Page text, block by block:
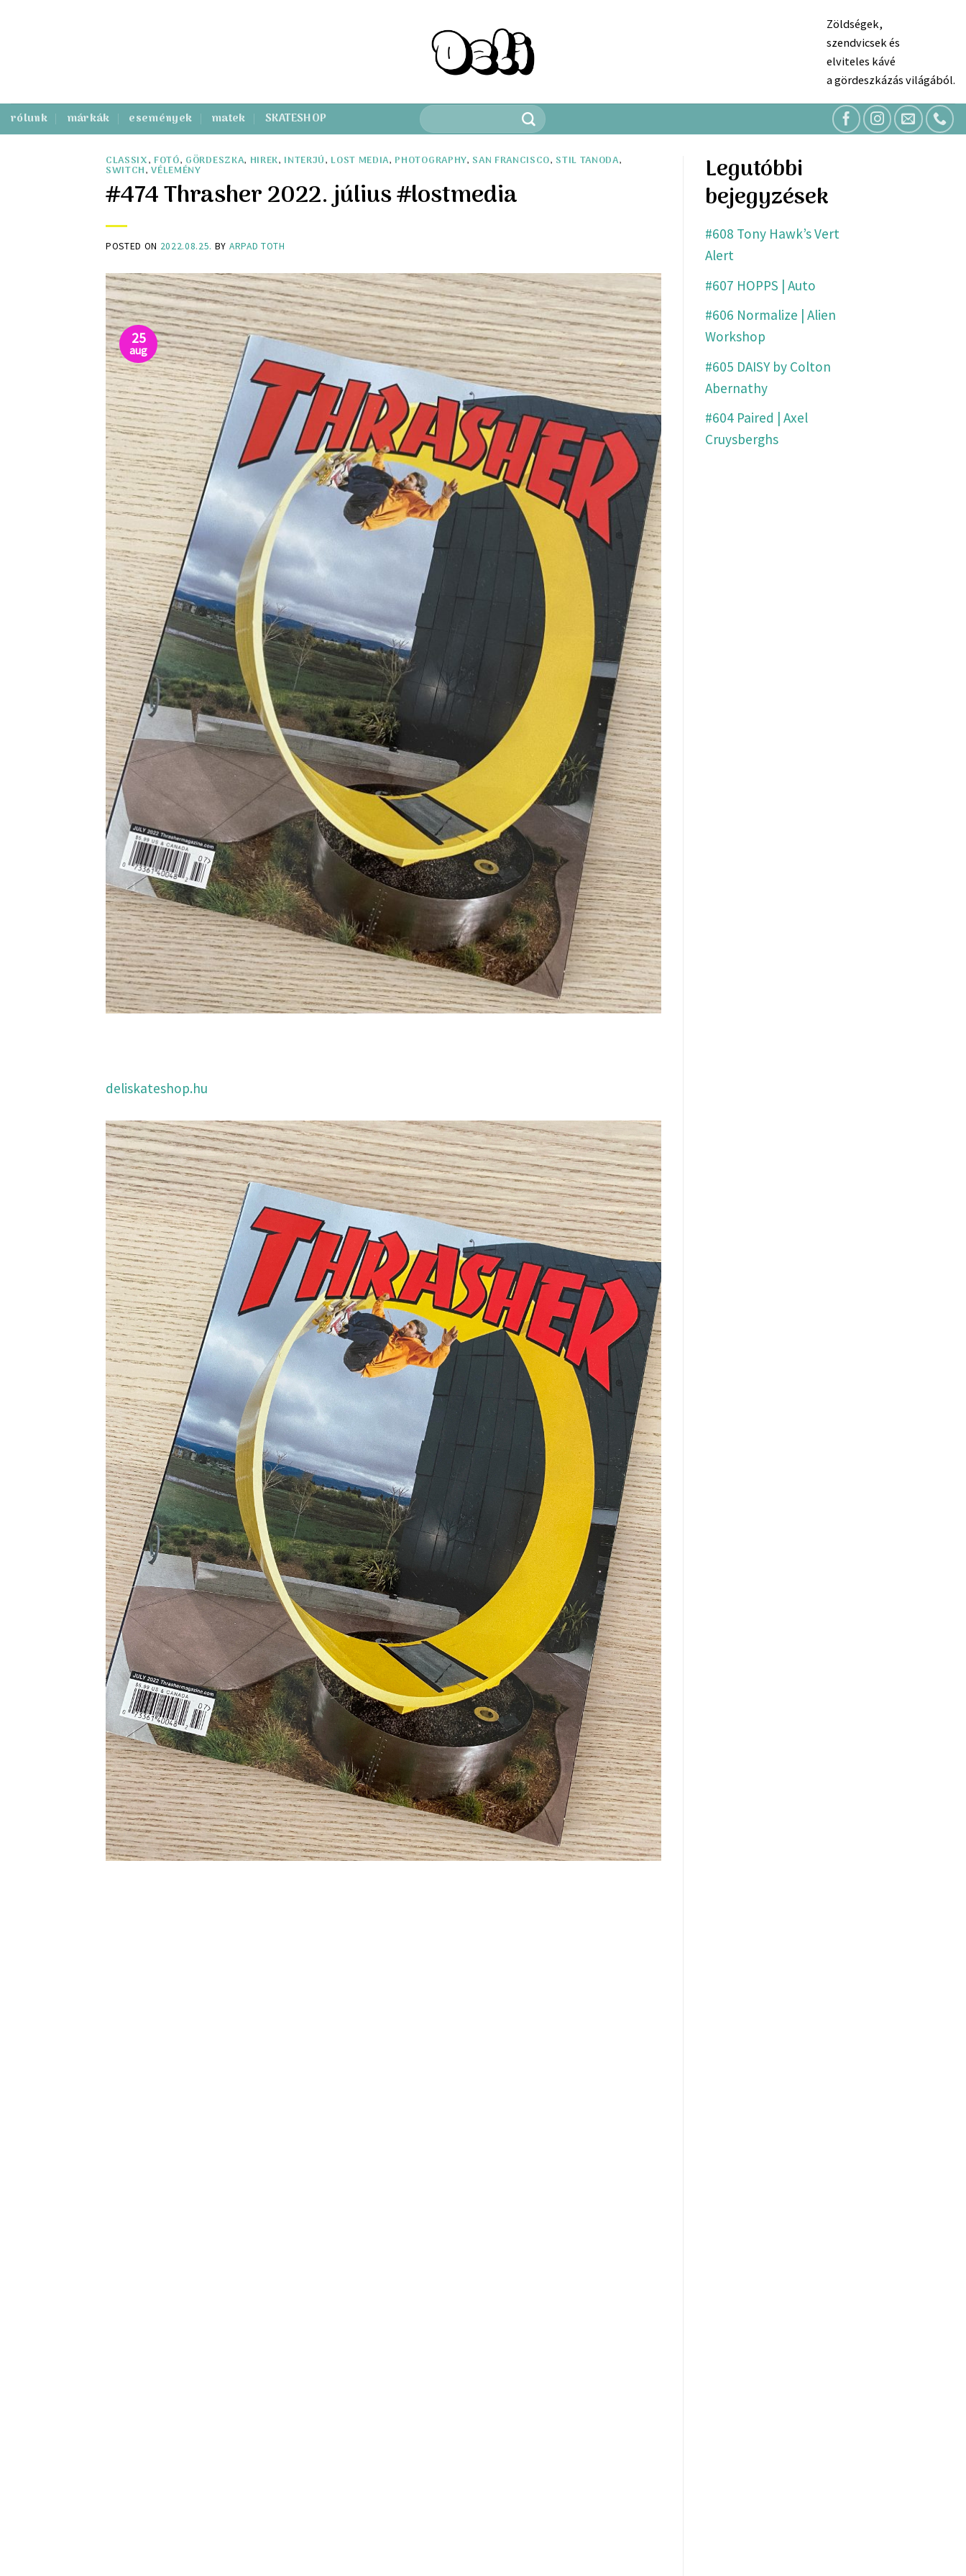
Zöldségek,
szendvicsek és
elviteles kávé
a gördeszkázás világából.
rólunk márkák események matek SKATESHOP
Keresés
a
CLASSIX, FOTÓ,GÖRDESZKA, HIREK, INTERJÚ, LOST MEDIA, PHOTOGRAPHY, SAN FRANCISCO, STIL TANODA,
SWITCH,VÉLEMÉNY
#474 Thrasher 2022. július #lostmedia
POSTED ON 2022.08.25. BY ARPAD TOTH
25
aug
deliskateshop.hu
Legutóbbi
bejegyzések
#608 Tony Hawk’s Vert
Alert
#607 HOPPS | Auto
#606 Normalize | Alien
Workshop
#605 DAISY by Colton
Abernathy
#604 Paired | Axel
Cruysberghs